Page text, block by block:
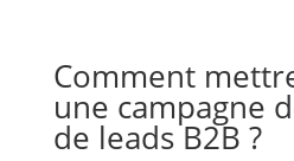
Comment
une campagne
de leads B2B ?